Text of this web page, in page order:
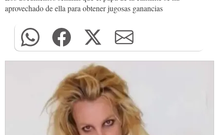
aprovechado de ella para obtener jugosas ganancias